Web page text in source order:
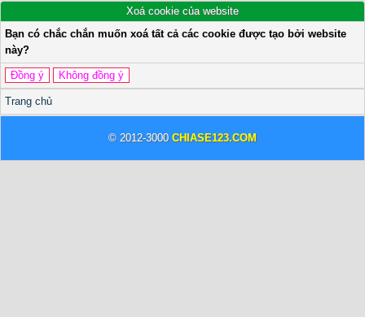
Xoá cookie của website
Bạn có chắc chắn muốn xoá tất cả các cookie được tạo bởi website
này?
Trang chủ
© 2012-3000 CHIASE123.COM